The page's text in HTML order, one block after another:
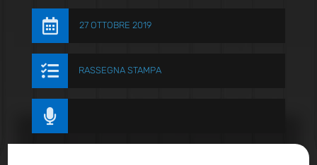
 27 OTTOBRE 2019
 RASSEGNA STAMPA
